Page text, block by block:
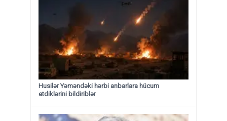
Husilər Yəməndəki hərbi anbarlara hücum
etdiklərini bildiriblər